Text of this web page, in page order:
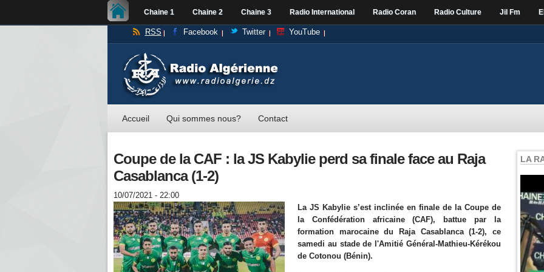
Chaine 1 Chaine 2 Chaine 3 Radio International Radio Coran Radio Culture Jil Fm
RSS Facebook Twitter YouTube
Accueil Qui sommes nous? Contact
Coupe de la CAF : la JS Kabylie perd sa finale face au Raja
Casablanca (1-2)
10/07/2021 - 22:00
La JS Kabylie s’est inclinée en finale de la Coupe de
la Confédération africaine (CAF), battue par la
formation marocaine du Raja Casablanca (1-2), ce
samedi au stade de l'Amitié Général-Mathieu-Kérékou
de Cotonou (Bénin).
LA